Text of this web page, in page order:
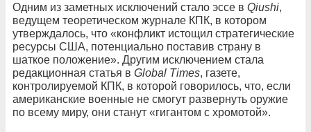
Одним из заметных исключений стало эссе в Qiushi,
ведущем теоретическом журнале КПК, в котором
утверждалось, что «конфликт истощил стратегические
ресурсы США, потенциально поставив страну в
шаткое положение». Другим исключением стала
редакционная статья в Global Times, газете,
контролируемой КПК, в которой говорилось, что, если
американские военные не смогут развернуть оружие
по всему миру, они станут «гигантом с хромотой».